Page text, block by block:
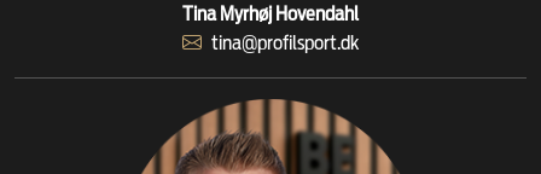
Tina Myrhøj Hovendahl
tina@profilsport.dk